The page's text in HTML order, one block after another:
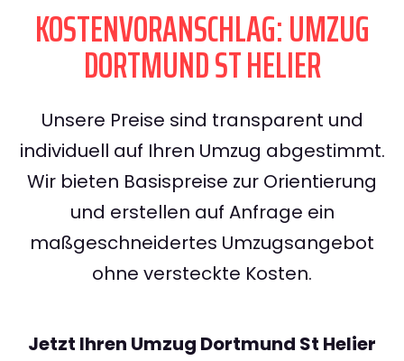
KOSTENVORANSCHLAG: UMZUG
DORTMUND ST HELIER
Unsere Preise sind transparent und
individuell auf Ihren Umzug abgestimmt.
Wir bieten Basispreise zur Orientierung
und erstellen auf Anfrage ein
maßgeschneidertes Umzugsangebot
ohne versteckte Kosten.
Jetzt Ihren Umzug Dortmund St Helier